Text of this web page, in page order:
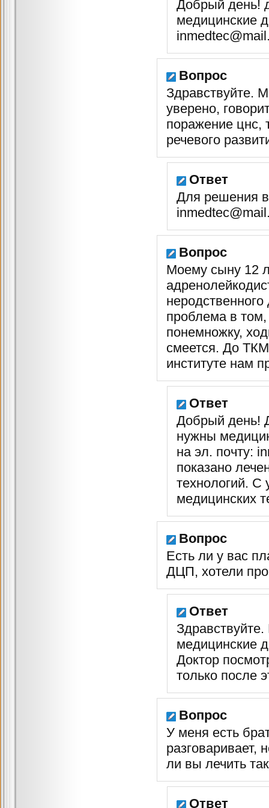
Добрый день!
медицинские
Вопрос
Здравствуйте.
уверено,
поражение цнс,
речевого
Ответ
Для решения
Вопрос
Моему сыну 12
проблема в
понемножку,
смеется. До
институте нам
Ответ
Добрый день!
нужны
на эл. почту:
показано
технологий. С
медицинских
Вопрос
Есть ли у вас
ДЦП, хотели
Ответ
медицинские
Доктор
только после
Вопрос
У меня есть
разговаривает,
ли вы лечить
Ответ